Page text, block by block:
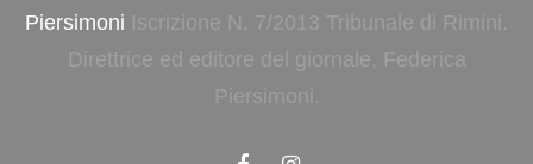
Piersimoni Iscrizione N. 7/2013 Tribunale di Rimini.
Direttrice ed editore del giornale, Federica
Piersimoni.